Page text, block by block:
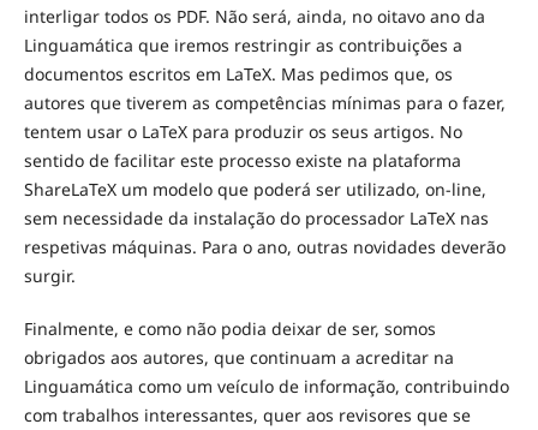
interligar todos os PDF. Não será, ainda, no oitavo ano da
Linguamática que iremos restringir as contribuições a
documentos escritos em LaTeX. Mas pedimos que, os
autores que tiverem as competências mínimas para o fazer,
tentem usar o LaTeX para produzir os seus artigos. No
sentido de facilitar este processo existe na plataforma
ShareLaTeX um modelo que poderá ser utilizado, on-line,
sem necessidade da instalação do processador LaTeX nas
respetivas máquinas. Para o ano, outras novidades deverão
surgir.
Finalmente, e como não podia deixar de ser, somos
obrigados aos autores, que continuam a acreditar na
Linguamática como um veículo de informação, contribuindo
com trabalhos interessantes, quer aos revisores que se